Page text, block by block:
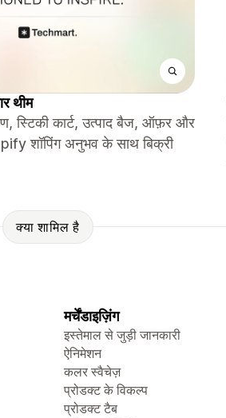
थीम
स्टिकी कार्ट, उत्पाद बैज, ऑफ़र और
शॉपिंग अनुभव के साथ बिक्री
क्या शामिल है
मर्चेंडाइज़िंग
इस्तेमाल से जुड़ी जानकारी
ऐनिमेशन
कलर स्वैचेज़
प्रोडक्ट के विकल्प
प्रोडक्ट टैब